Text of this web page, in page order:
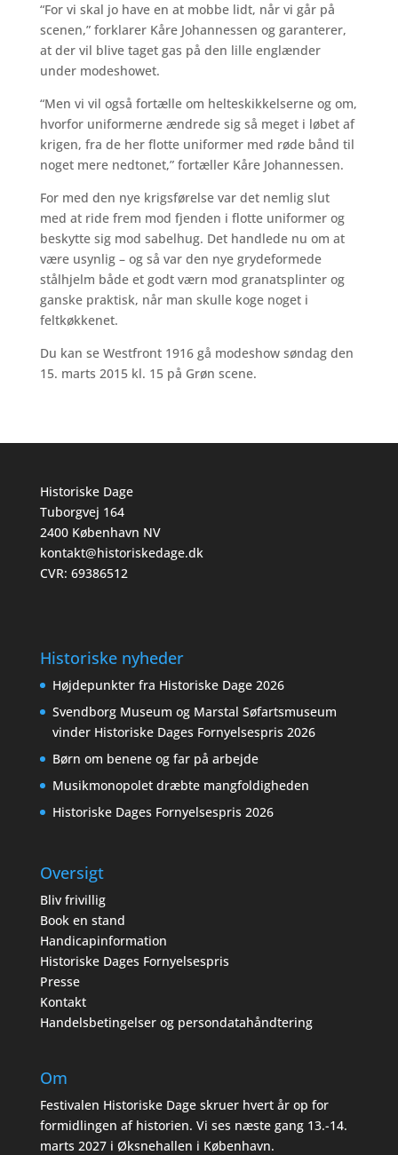
“For vi skal jo have en at mobbe lidt, når vi går på
scenen,” forklarer Kåre Johannessen og garanterer,
at der vil blive taget gas på den lille englænder
under modeshowet.
“Men vi vil også fortælle om helteskikkelserne og om,
hvorfor uniformerne ændrede sig så meget i løbet af
krigen, fra de her flotte uniformer med røde bånd til
noget mere nedtonet,” fortæller Kåre Johannessen.
For med den nye krigsførelse var det nemlig slut
med at ride frem mod fjenden i flotte uniformer og
beskytte sig mod sabelhug. Det handlede nu om at
være usynlig – og så var den nye grydeformede
stålhjelm både et godt værn mod granatsplinter og
ganske praktisk, når man skulle koge noget i
feltkøkkenet.
Du kan se Westfront 1916 gå modeshow søndag den
15. marts 2015 kl. 15 på Grøn scene.
Historiske Dage
Tuborgvej 164
2400 København NV
kontakt@historiskedage.dk
CVR: 69386512
Historiske nyheder
Højdepunkter fra Historiske Dage 2026
Svendborg Museum og Marstal Søfartsmuseum
vinder Historiske Dages Fornyelsespris 2026
Børn om benene og far på arbejde
Musikmonopolet dræbte mangfoldigheden
Historiske Dages Fornyelsespris 2026
Oversigt
Bliv frivillig
Book en stand
Handicapinformation
Historiske Dages Fornyelsespris
Presse
Kontakt
Handelsbetingelser og persondatahåndtering
Om
Festivalen Historiske Dage skruer hvert år op for
formidlingen af historien. Vi ses næste gang 13.-14.
marts 2027 i Øksnehallen i København.